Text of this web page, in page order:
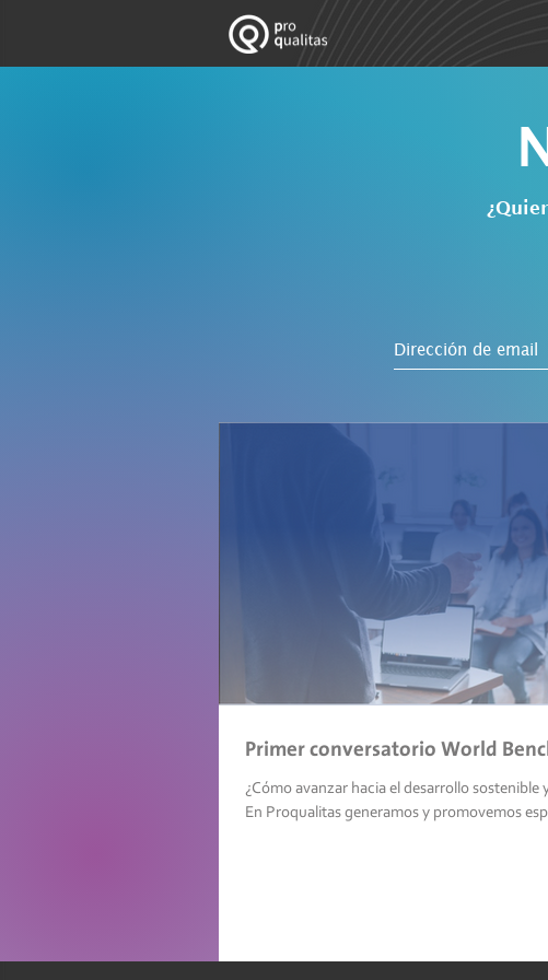
Primer conversatorio World
¿Cómo avanzar hacia el desarrollo sostenible
En Proqualitas generamos y promovemos